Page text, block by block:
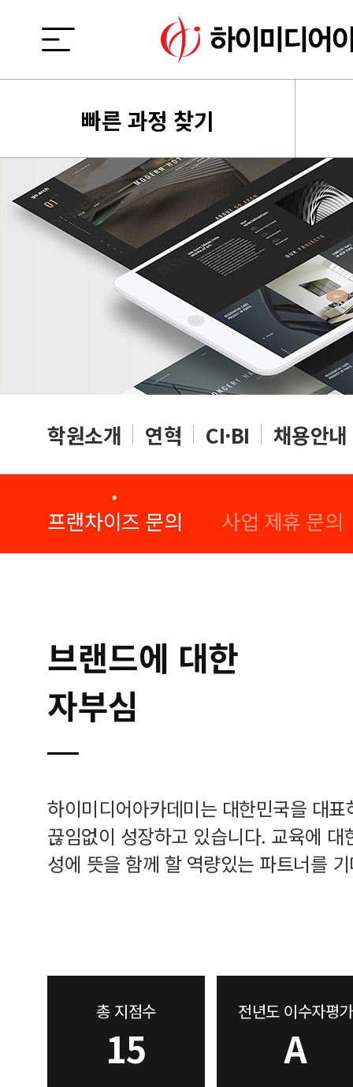
빠른 과정 찾기
학원소개 연혁 CI·BI 채용안내
·
프랜차이즈 문의 사업 제휴 문의
브랜드에 대한
자부심
하이미디어아카데미는 대한민국을 대
끊임없이 성장하고 있습니다. 교육에
성에 뜻을 함께 할 역량있는 파트너를
총 지점수
15
전년도 이수자평가
A